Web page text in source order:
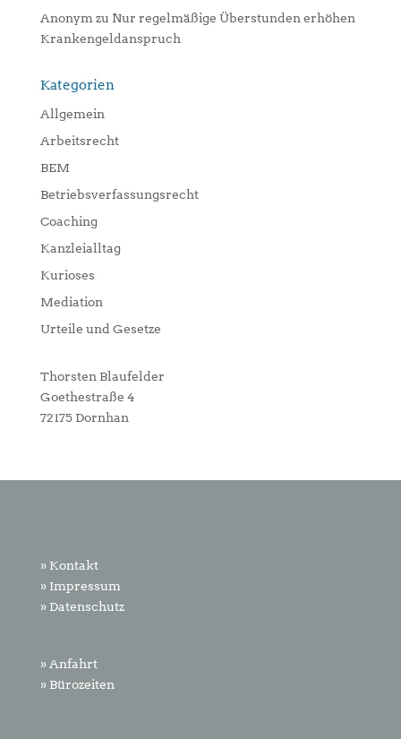
Anonym zu Nur regelmäßige Überstunden erhöhen
Krankengeldanspruch
Kategorien
Allgemein
Arbeitsrecht
BEM
Betriebsverfassungsrecht
Coaching
Kanzleialltag
Kurioses
Mediation
Urteile und Gesetze
Thorsten Blaufelder
Goethestraße 4
72175 Dornhan
» Kontakt
» Impressum
» Datenschutz
» Anfahrt
» Bürozeiten